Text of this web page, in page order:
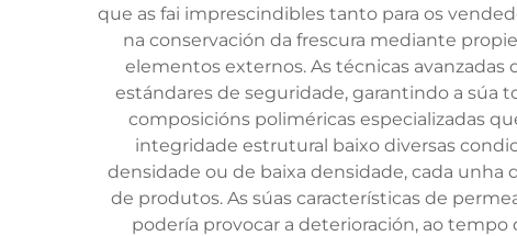
que as fai imprescindibles tanto para os
na conservación da frescura mediante
elementos externos. As técnicas
estándares de seguridade, garantindo a súa
composicións poliméricas especializadas
integridade estrutural baixo diversas
densidade ou de baixa densidade, cada
de produtos. As súas características de
podería provocar a deterioración, ao